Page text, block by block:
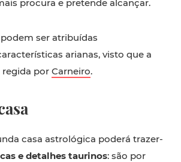
procura e pretende alcançar.
ser atribuídas
arianas, visto que a
regida por Carneiro.
casa astrológica poderá trazer-
e detalhes taurinos: são por